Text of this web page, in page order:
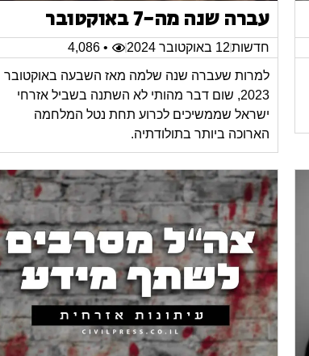
עברה שנה מה-7 באוקטובר
חדשות12 באוקטובר 2024 • 4,086
למרות שעברה שנה שלמה מאז השבעה באוקטובר
2023, שום דבר מהותי לא השתנה בשביל אזרחי
ישראל שממשיכים לכרוע תחת נטל המלחמה
הארוכה ביותר בתולודתיה.